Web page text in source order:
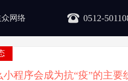
0512-
网络
小程序会成为抗“疫”的主要